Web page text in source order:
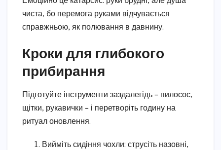
чиста, бо перемога руками відчувається
справжньою, як полювання в давнину.
Кроки для глибокого
прибирання
Підготуйте інструменти заздалегідь – пилосос,
щітки, рукавички – і перетворіть годину на
ритуал оновлення.
Вийміть сидіння чохли: струсіть назовні,